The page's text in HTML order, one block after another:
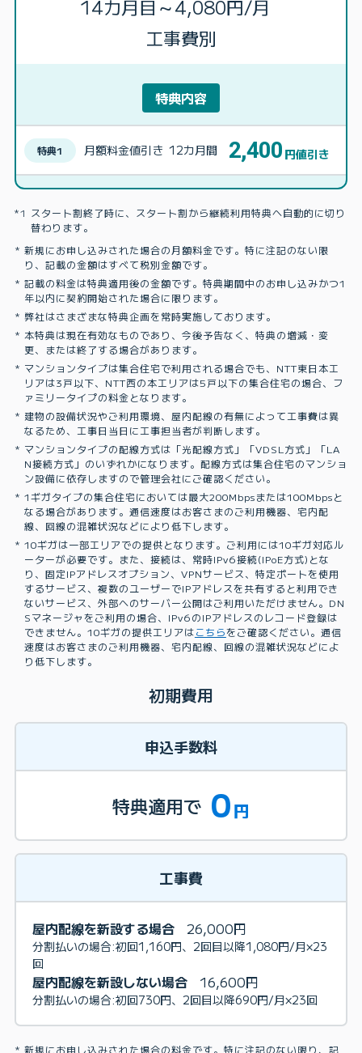
14カ月目～4,080円/月
工事費別
特典内容
特典1 月額料金値引き 12カ月間 2,400 円値引き
スタート割終了時に、スタート割から継続利用特典へ自動的に切り
替わります。
新規にお申し込みされた場合の月額料金です。特に注記のない限
り、記載の金額はすべて税別金額です。
記載の料金は特典適用後の金額です。特典期間中のお申し込みかつ1
年以内に契約開始された場合に限ります。
弊社はさまざまな特典企画を常時実施しております。
本特典は現在有効なものであり、今後予告なく、特典の増減・変
更、または終了する場合があります。
マンションタイプは集合住宅で利用される場合でも、NTT東日本エ
リアは3戸以下、NTT西の本エリアは5戸以下の集合住宅の場合、フ
ァミリータイプの料金となります。
建物の設備状況やご利用環境、屋内配線の有無によって工事費は異
なるため、工事日当日に工事担当者が判断します。
マンションタイプの配線方式は「光配線方式」「VDSL方式」「LA
N接続方式」のいずれかになります。配線方式は集合住宅のマンショ
ン設備に依存しますので管理会社にご確認ください。
1ギガタイプの集合住宅においては最大200Mbpsまたは100Mbpsと
なる場合があります。通信速度はお客さまのご利用機器、宅内配
線、回線の混雑状況などにより低下します。
10ギガは一部エリアでの提供となります。ご利用には10ギガ対応ル
ーターが必要です。また、接続は、常時IPv6接続(IPoE方式)とな
り、固定IPアドレスオプション、VPNサービス、特定ポートを使用
するサービス、複数のユーザーでIPアドレスを共有すると利用でき
ないサービス、外部へのサーバー公開はご利用いただけません。DN
Sマネージャをご利用の場合、IPv6のIPアドレスのレコード登録は
できません。10ギガの提供エリアはこちらをご確認ください。通信
速度はお客さまのご利用機器、宅内配線、回線の混雑状況などによ
り低下します。
初期費用
申込手数料
特典適用で 0円
工事費
屋内配線を新設する場合 26,000円
分割払いの場合:初回1,160円、2回目以降1,080円/月×23
回
屋内配線を新設しない場合 16,600円
分割払いの場合:初回730円、2回目以降690円/月×23回
新規にお申し込みされた場合の料金です。特に注記のない限り、記